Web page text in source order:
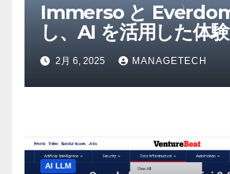
Immerso と
し、AI を活用した体
メタバースのイノベー
推進 – Intelligent CIO
2月 6, 2025 MANAGETECH
AI LLM